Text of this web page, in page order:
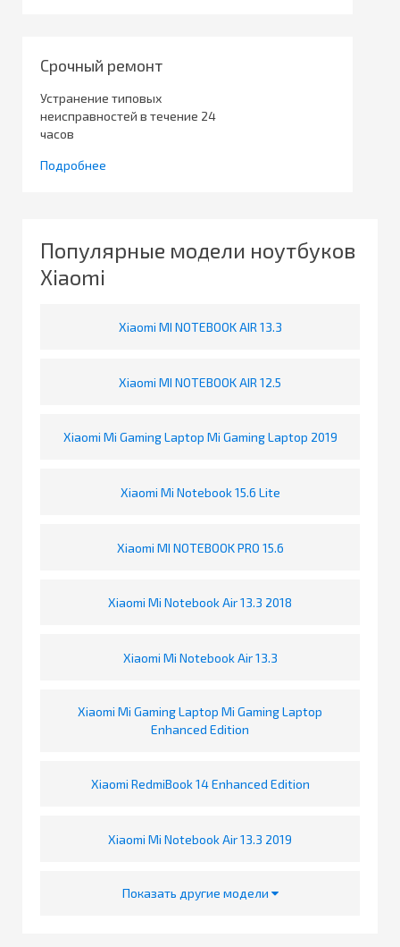
Срочный ремонт
Устранение типовых
неисправностей в течение 24
часов
Подробнее
Популярные модели ноутбуков
Xiaomi
Xiaomi MI NOTEBOOK AIR 13.3
Xiaomi MI NOTEBOOK AIR 12.5
Xiaomi Mi Gaming Laptop Mi Gaming Laptop 2019
Xiaomi Mi Notebook 15.6 Lite
Xiaomi MI NOTEBOOK PRO 15.6
Xiaomi Mi Notebook Air 13.3 2018
Xiaomi Mi Notebook Air 13.3
Xiaomi Mi Gaming Laptop Mi Gaming Laptop
Enhanced Edition
Xiaomi RedmiBook 14 Enhanced Edition
Xiaomi Mi Notebook Air 13.3 2019
Показать другие модели